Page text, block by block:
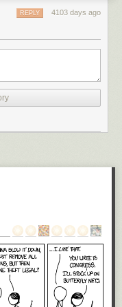
？
来说已经够用。因为自己
可能就得使用某种更精细
只用于记录将在特定日子
我下周的预约安排。
Outline软件中，我可
间隔）的列表。其中一些
类别经过整理（身体、
Outline中。每周我会
存在Action Outline中。为
，以便于衡量和达成。例
会设置一个项目，来定义
先性被排序，我常在每个
趣。當時有個懸而未決的
是怎麼演化來的？是先有
。就是把成雞的羽毛拔
果在剛拔毛不久後就把一
的羽毛就會發展出該轉殖
示了這個系統的優勢，他
育關鍵分子的濃度，發
形羽軸、多根羽軸和羽
成羽枝、再長出羽軸，
現羽軸不完整的絨羽，然
，科學家得以瞭解到一根
濃度調控了羽軸、羽枝、
定了羽毛會長成絨毛或正
4103 days ago
REPLY